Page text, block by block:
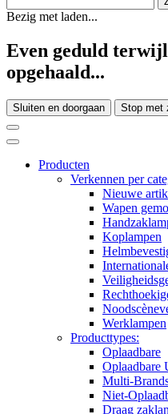
Bezig met laden...
Even geduld
opgehaald...
Sluiten en doorgaan Stop met
Producten
Verkennen per
Nieuwe
Wapen
Koplampen
Werklampen
Producttypes:
Oplaadbare
Oplaadbare
Multi-
Niet-
Draag